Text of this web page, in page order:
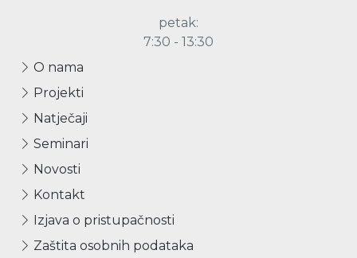
petak:
7:30 - 13:30
O nama
Projekti
Natječaji
Seminari
Novosti
Kontakt
Izjava o pristupačnosti
Zaštita osobnih podataka